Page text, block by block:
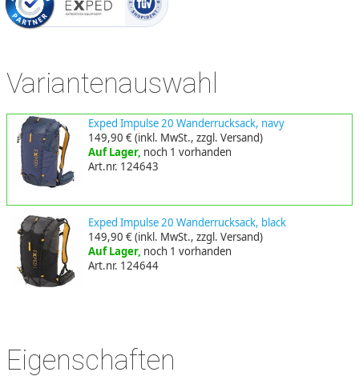
Variantenauswahl
Exped Impulse 20 Wanderrucksack, navy
149,90 €(inkl. MwSt., zzgl. Versand)
Auf Lager, noch 1 vorhanden
Art.nr. 124643
Exped Impulse 20 Wanderrucksack, black
149,90 €(inkl. MwSt., zzgl. Versand)
Auf Lager, noch 1 vorhanden
Art.nr. 124644
Eigenschaften